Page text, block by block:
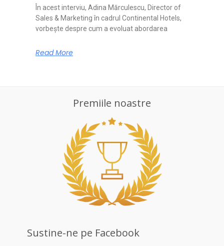
În acest interviu, Adina Mărculescu, Director of
Sales & Marketing în cadrul Continental Hotels,
vorbește despre cum a evoluat abordarea
Read More
Premiile noastre
Sustine-ne pe Facebook